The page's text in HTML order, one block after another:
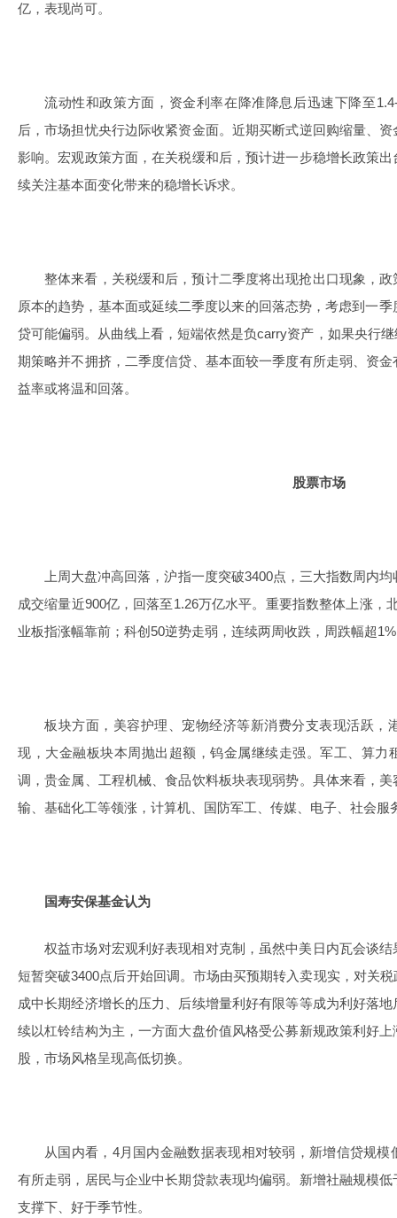
亿，表现尚可。
流动性和政策方面，资金利率在降准降息后迅速下降至
后，市场担忧央行边际收紧资金面。近期买断式逆回购缩量、
影响。宏观政策方面，在关税缓和后，预计进一步稳增长政策
续关注基本面变化带来的稳增长诉求。
整体来看，关税缓和后，预计二季度将出现抢出口现象，
原本的趋势，基本面或延续二季度以来的回落态势，考虑到一
贷可能偏弱。从曲线上看，短端依然是负carry资产，如果央行
期策略并不拥挤，二季度信贷、基本面较一季度有所走弱、资
益率或将温和回落。
股票市场
上周大盘冲高回落，沪指一度突破3400点，三大指数周内
成交缩量近900亿，回落至1.26万亿水平。重要指数整体上涨，
业板指涨幅靠前；科创50逆势走弱，连续两周收跌，周跌幅超
板块方面，美容护理、宠物经济等新消费分支表现活跃，
现，大金融板块本周抛出超额，钨金属继续走强。军工、算力
调，贵金属、工程机械、食品饮料板块表现弱势。具体来看，
输、基础化工等领涨，计算机、国防军工、传媒、电子、社会服
国寿安保基金认为
权益市场对宏观利好表现相对克制，虽然中美日内瓦会谈
短暂突破3400点后开始回调。市场由买预期转入卖现实，对关
成中长期经济增长的压力、后续增量利好有限等等成为利好落
续以杠铃结构为主，一方面大盘价值风格受公募新规政策利好
股，市场风格呈现高低切换。
从国内看，4月国内金融数据表现相对较弱，新增信贷规
有所走弱，居民与企业中长期贷款表现均偏弱。新增社融规模
支撑下、好于季节性。